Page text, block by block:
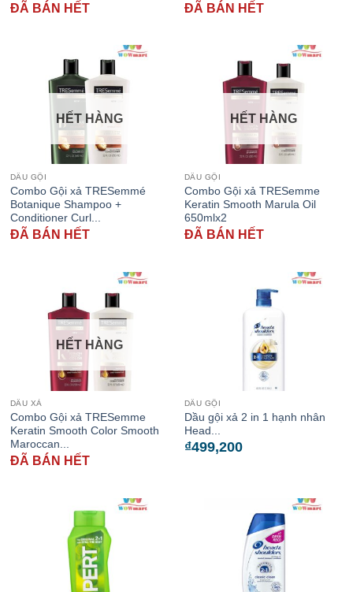
ĐÃ BÁN HẾT ĐÃ BÁN HẾT
HẾT HÀNG
DẦU GỘI
Combo Gội xả TRESemmé
Botanique Shampoo +
Conditioner Curl...
ĐÃ BÁN HẾT
HẾT HÀNG
DẦU GỘI
Combo Gội xả TRESemme
Keratin Smooth Marula Oil
650mlx2
ĐÃ BÁN HẾT
HẾT HÀNG
DẦU XẢ
Combo Gội xả TRESemme
Keratin Smooth Color Smooth
Maroccan...
ĐÃ BÁN HẾT
DẦU GỘI
Dầu gội xả 2 in 1 hạnh nhân
Head...
₫499,200